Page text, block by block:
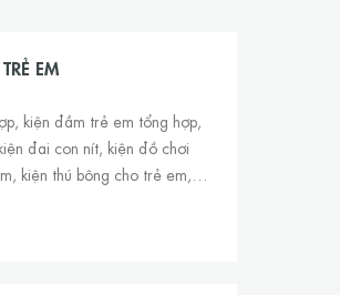
EM
kiện đầm trẻ em tổng hợp,
đai con nít, kiện đồ chơi
kiện thú bông cho trẻ em,…